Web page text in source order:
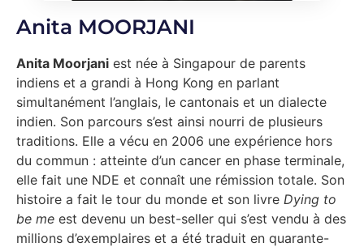
Anita MOORJANI
Anita Moorjani est née à Singapour de parents
indiens et a grandi à Hong Kong en parlant
simultanément l’anglais, le cantonais et un dialecte
indien. Son parcours s’est ainsi nourri de plusieurs
traditions. Elle a vécu en 2006 une expérience hors
du commun : atteinte d’un cancer en phase terminale,
elle fait une NDE et connaît une rémission totale. Son
histoire a fait le tour du monde et son livre Dying to
be me est devenu un best-seller qui s’est vendu à des
millions d’exemplaires et a été traduit en quarante-